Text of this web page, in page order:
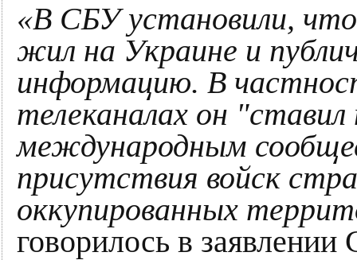
«В СБУ установили,
жил на Украине и
информацию. В
телеканалах он
международным
присутствия войск
оккупированных
говорилось в заявлении